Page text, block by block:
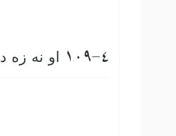
109-4 او نه زه د هغه شي عبادت كوونكى یم چی تاسو يې عبادت كړى دى